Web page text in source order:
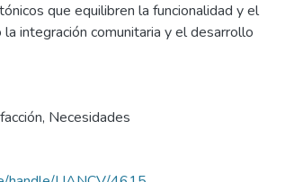
que equilibren la funcionalidad y el
integración comunitaria y el desarrollo
, Necesidades